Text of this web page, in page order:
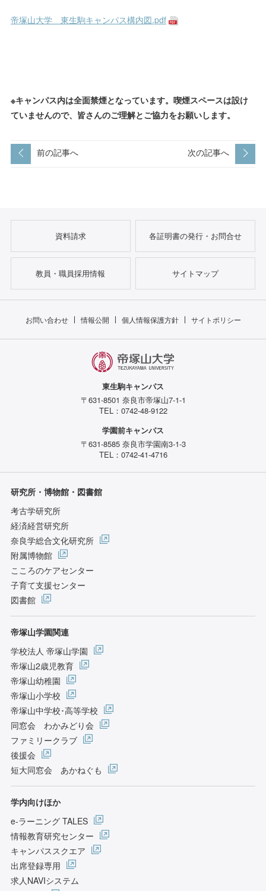
帝塚山大学 東生駒キャンパス構内図.pdf
※キャンパス内は全面禁煙となっています。喫煙スペースは設け
ていませんので、皆さんのご理解とご協力をお願いします。
前の記事へ 次の記事へ
資料請求 各証明書の発行・お問合せ
教員・職員採用情報 サイトマップ
お問い合わせ 情報公開 個人情報保護方針 サイトポリシー
東生駒キャンパス
〒631-8501 奈良市帝塚山7-1-1
TEL：0742-48-9122
学園前キャンパス
〒631-8585 奈良市学園南3-1-3
TEL：0742-41-4716
研究所・博物館・図書館
考古学研究所
経済経営研究所
奈良学総合文化研究所
附属博物館
こころのケアセンター
子育て支援センター
図書館
帝塚山学園関連
学校法人 帝塚山学園
帝塚山2歳児教育
帝塚山幼稚園
帝塚山小学校
帝塚山中学校･高等学校
同窓会 わかみどり会
ファミリークラブ
後援会
短大同窓会 あかねぐも
学内向けほか
e-ラーニング TALES
情報教育研究センター
キャンパススクエア
出席登録専用
求人NAVIシステム